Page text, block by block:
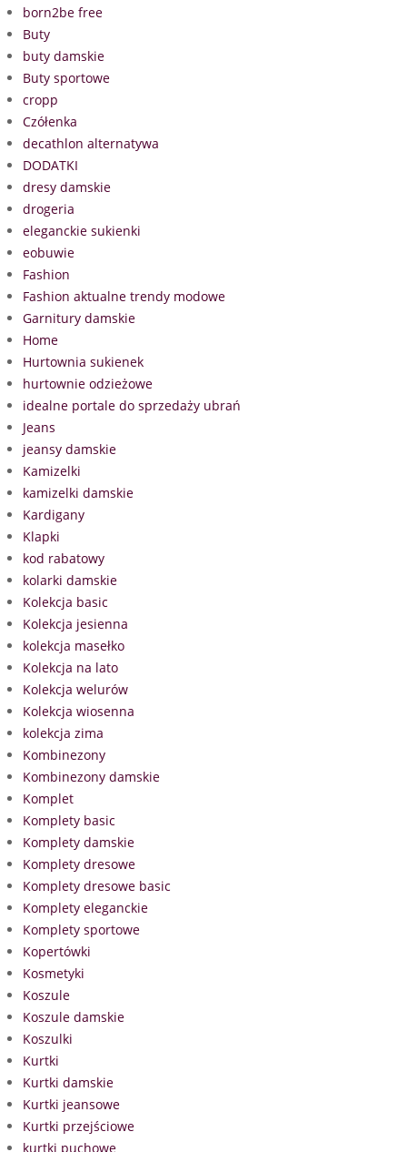
born2be free
Buty
buty damskie
Buty sportowe
cropp
Czółenka
decathlon alternatywa
DODATKI
dresy damskie
drogeria
eleganckie sukienki
eobuwie
Fashion
Fashion aktualne trendy modowe
Garnitury damskie
Home
Hurtownia sukienek
hurtownie odzieżowe
idealne portale do sprzedaży ubrań
Jeans
jeansy damskie
Kamizelki
kamizelki damskie
Kardigany
Klapki
kod rabatowy
kolarki damskie
Kolekcja basic
Kolekcja jesienna
kolekcja masełko
Kolekcja na lato
Kolekcja welurów
Kolekcja wiosenna
kolekcja zima
Kombinezony
Kombinezony damskie
Komplet
Komplety basic
Komplety damskie
Komplety dresowe
Komplety dresowe basic
Komplety eleganckie
Komplety sportowe
Kopertówki
Kosmetyki
Koszule
Koszule damskie
Koszulki
Kurtki
Kurtki damskie
Kurtki jeansowe
Kurtki przejściowe
kurtki puchowe